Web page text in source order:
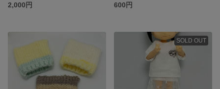
2,000円
600円
SOLD OUT